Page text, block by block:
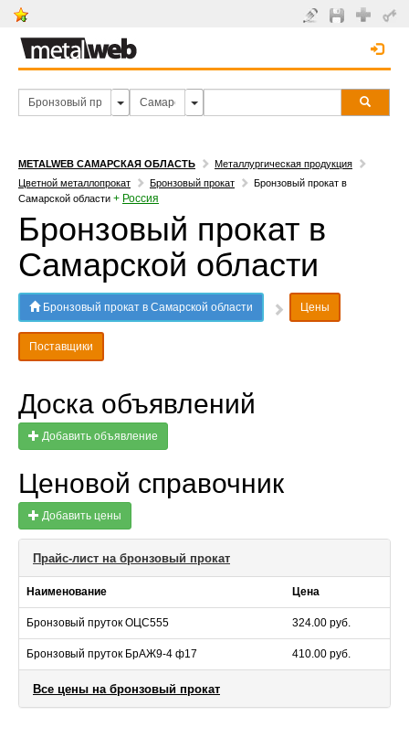
METALWEB САМАРСКАЯ ОБЛАСТЬ
Металлургическая продукция
Цветной металлопрокат
Бронзовый прокат
Бронзовый прокат в
Самарской области + Россия
Бронзовый прокат в
Самарской области
Бронзовый прокат в Самарской области Цены
Поставщики
Доска объявлений
Добавить объявление
Ценовой справочник
Добавить цены
Прайс-лист на бронзовый прокат
Наименование Цена
Бронзовый пруток ОЦС555 324.00 руб.
Бронзовый пруток БрАЖ9-4 ф17 410.00 руб.
Все цены на бронзовый прокат